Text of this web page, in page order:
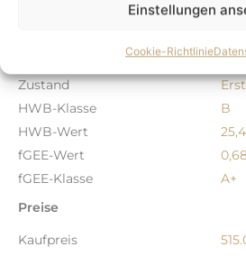
Einstellungen
Cookie-Richtlinie
Zustand
HWB-Klasse
B
HWB-Wert
fGEE-Wert
fGEE-Klasse
A+
Preise
Kaufpreis